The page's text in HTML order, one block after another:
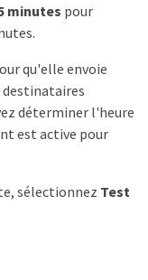
minutes pour
qu'elle envoie
déterminer l'heure
est active pour
sélectionnez Test